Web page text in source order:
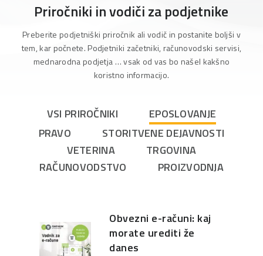
Priročniki in vodiči za podjetnike
Preberite podjetniški priročnik ali vodič in postanite boljši v
tem, kar počnete. Podjetniki začetniki, računovodski servisi,
mednarodna podjetja … vsak od vas bo našel kakšno
koristno informacijo.
VSI PRIROČNIKI
EPOSLOVANJE
PRAVO
STORITVENE DEJAVNOSTI
VETERINA
TRGOVINA
RAČUNOVODSTVO
PROIZVODNJA
Obvezni e-računi: kaj
morate urediti že
danes